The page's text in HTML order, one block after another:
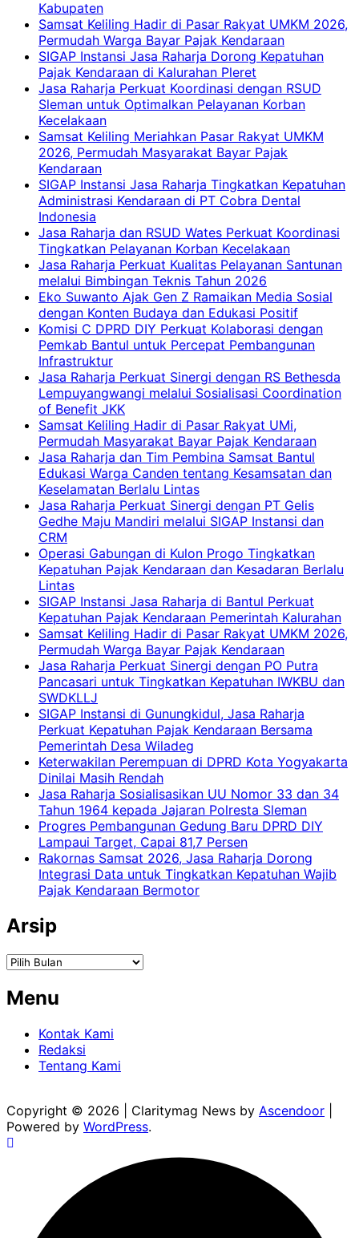
Kabupaten
Samsat Keliling Hadir di Pasar Rakyat UMKM 2026,
Permudah Warga Bayar Pajak Kendaraan
SIGAP Instansi Jasa Raharja Dorong Kepatuhan
Pajak Kendaraan di Kalurahan Pleret
Jasa Raharja Perkuat Koordinasi dengan RSUD
Sleman untuk Optimalkan Pelayanan Korban
Kecelakaan
Samsat Keliling Meriahkan Pasar Rakyat UMKM
2026, Permudah Masyarakat Bayar Pajak
Kendaraan
SIGAP Instansi Jasa Raharja Tingkatkan Kepatuhan
Administrasi Kendaraan di PT Cobra Dental
Indonesia
Jasa Raharja dan RSUD Wates Perkuat Koordinasi
Tingkatkan Pelayanan Korban Kecelakaan
Jasa Raharja Perkuat Kualitas Pelayanan Santunan
melalui Bimbingan Teknis Tahun 2026
Eko Suwanto Ajak Gen Z Ramaikan Media Sosial
dengan Konten Budaya dan Edukasi Positif
Komisi C DPRD DIY Perkuat Kolaborasi dengan
Pemkab Bantul untuk Percepat Pembangunan
Infrastruktur
Jasa Raharja Perkuat Sinergi dengan RS Bethesda
Lempuyangwangi melalui Sosialisasi Coordination
of Benefit JKK
Samsat Keliling Hadir di Pasar Rakyat UMi,
Permudah Masyarakat Bayar Pajak Kendaraan
Jasa Raharja dan Tim Pembina Samsat Bantul
Edukasi Warga Canden tentang Kesamsatan dan
Keselamatan Berlalu Lintas
Jasa Raharja Perkuat Sinergi dengan PT Gelis
Gedhe Maju Mandiri melalui SIGAP Instansi dan
CRM
Operasi Gabungan di Kulon Progo Tingkatkan
Kepatuhan Pajak Kendaraan dan Kesadaran Berlalu
Lintas
SIGAP Instansi Jasa Raharja di Bantul Perkuat
Kepatuhan Pajak Kendaraan Pemerintah Kalurahan
Samsat Keliling Hadir di Pasar Rakyat UMKM 2026,
Permudah Warga Bayar Pajak Kendaraan
Jasa Raharja Perkuat Sinergi dengan PO Putra
Pancasari untuk Tingkatkan Kepatuhan IWKBU dan
SWDKLLJ
SIGAP Instansi di Gunungkidul, Jasa Raharja
Perkuat Kepatuhan Pajak Kendaraan Bersama
Pemerintah Desa Wiladeg
Keterwakilan Perempuan di DPRD Kota Yogyakarta
Dinilai Masih Rendah
Jasa Raharja Sosialisasikan UU Nomor 33 dan 34
Tahun 1964 kepada Jajaran Polresta Sleman
Progres Pembangunan Gedung Baru DPRD DIY
Lampaui Target, Capai 81,7 Persen
Rakornas Samsat 2026, Jasa Raharja Dorong
Integrasi Data untuk Tingkatkan Kepatuhan Wajib
Pajak Kendaraan Bermotor
Arsip
Arsip
Menu
Kontak Kami
Redaksi
Tentang Kami
Copyright © 2026 | Claritymag News by Ascendoor
Powered by WordPress.